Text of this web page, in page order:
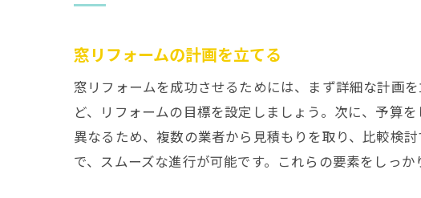
窓リフォームの計画を立てる
窓リフォームを成功させるためには、まず詳細な計画
ど、リフォームの目標を設定しましょう。次に、予算
異なるため、複数の業者から見積もりを取り、比較検
で、スムーズな進行が可能です。これらの要素をしっ